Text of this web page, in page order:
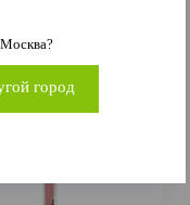
Москва?
город